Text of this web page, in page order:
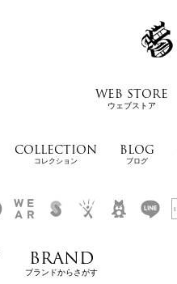
WEB STORE
ウェブストア
COLLECTION
コレクション
BLOG
ブログ
BRAND
ブランドからさがす